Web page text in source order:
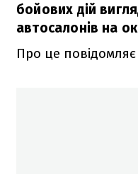
бойових дій
автосалонів на
Про це